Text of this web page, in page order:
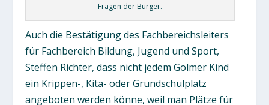
Fragen der Bürger.
Auch die Bestätigung des Fachbereichsleiters
für Fachbereich Bildung, Jugend und Sport,
Steffen Richter, dass nicht jedem Golmer Kind
ein Krippen-, Kita- oder Grundschulplatz
angeboten werden könne, weil man Plätze für